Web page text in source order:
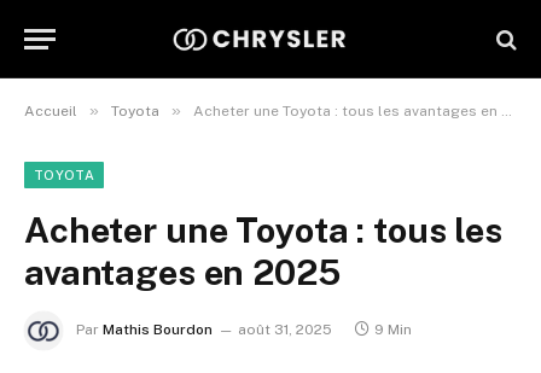
Accueil » Toyota » Acheter une Toyota : tous les avantages en 2025
TOYOTA
Acheter une Toyota : tous les
avantages en 2025
Par Mathis Bourdon août 31, 2025 9 Min